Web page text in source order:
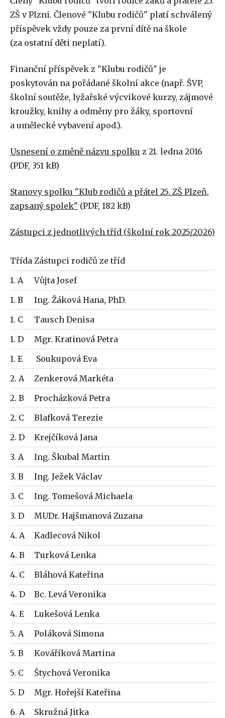
ZŠ v Plzni. Členové "Klubu rodičů" platí schválený
příspěvek vždy pouze za první dítě na škole
(za ostatní děti neplatí).
Finanční příspěvek z "Klubu rodičů" je
poskytován na pořádané školní akce (např. ŠVP,
školní soutěže, lyžařské výcvikové kurzy, zájmové
kroužky, knihy a odměny pro žáky, sportovní
a umělecké vybavení apod.).
Usnesení o změně názvu spolku z 21. ledna 2016
(PDF, 351 kB)
Stanovy spolku "Klub rodičů a přátel 25. ZŠ Plzeň,
zapsaný spolek" (PDF, 182 kB)
Zástupci z jednotlivých tříd (školní rok 2025/2026)
Třída Zástupci rodičů ze tříd
1. A
Vůjta Josef
1. B
Ing. Žáková Hana, PhD.
1. C
Tausch Denisa
1. D
Mgr. Kratinová Petra
1. E
Soukupová Eva
2. A
Zenkerová Markéta
2. B
Procházková Petra
2. C
Blafková Terezie
2. D
Krejčíková Jana
3. A
Ing. Škubal Martin
3. B
Ing. Ježek Václav
3. C
Ing. Tomešová Michaela
3. D
MUDr. Hajšmanová Zuzana
4. A
Kadlecová Nikol
4. B
Turková Lenka
4. C
Bláhová Kateřina
4. D
Bc. Levá Veronika
4. E
Lukešová Lenka
5. A
Poláková Simona
5. B
Kováříková Martina
5. C
Štychová Veronika
5. D
Mgr. Hořejší Kateřina
6. A
Skružná Jitka